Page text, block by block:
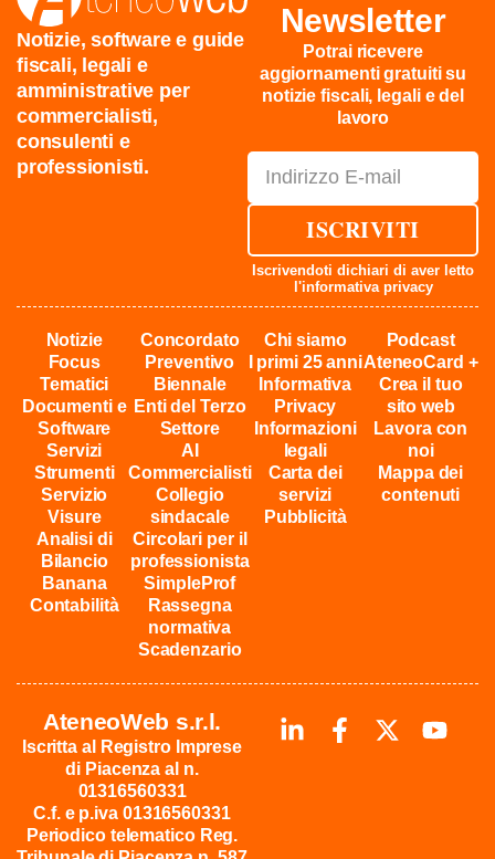
Notizie, software e guide
fiscali, legali e
amministrative per
commercialisti,
consulenti e
professionisti.
Newsletter
Potrai ricevere
aggiornamenti gratuiti su
notizie fiscali, legali e del
lavoro
ISCRIVITI
Iscrivendoti dichiari di aver letto
l'informativa privacy
Notizie
Focus
Tematici
Documenti e
Software
Servizi
Strumenti
Servizio
Visure
Analisi di
Bilancio
Banana
Contabilità
Concordato
Preventivo
Biennale
Enti del Terzo
Settore
AI
Commercialisti
Collegio
sindacale
Circolari per il
professionista
SimpleProf
Rassegna
normativa
Scadenzario
Chi siamo
I primi 25 anni
Informativa
Privacy
Informazioni
legali
Carta dei
servizi
Pubblicità
Podcast
AteneoCard +
Crea il tuo
sito web
Lavora con
noi
Mappa dei
contenuti
AteneoWeb s.r.l.
Iscritta al Registro Imprese
di Piacenza al n.
01316560331
C.f. e p.iva 01316560331
Periodico telematico Reg.